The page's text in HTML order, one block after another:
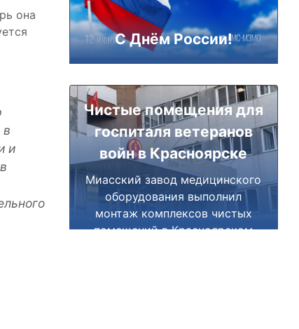
она
в
и
С Днём России!
Чистые помещения для
госпиталя ветеранов
войн в Красноярске
Миасский завод медицинского
оборудования выполнил
монтаж комплексов чистых
помещений в Красноярском